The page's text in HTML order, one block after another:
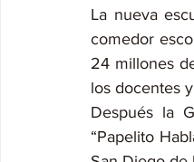
La nueva
comedor
24 millones
los docentes
Después la
“Papelito